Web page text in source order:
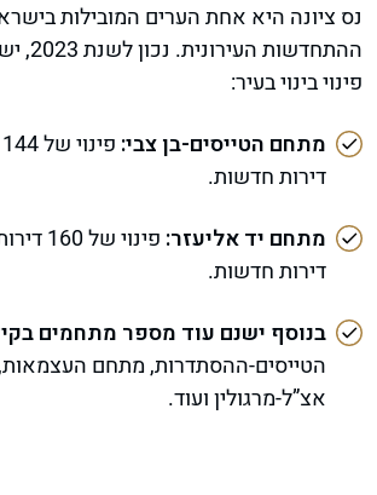
נס ציונה היא אחת הערים המובילות
פינוי בינוי בעיר:
מתחם הטייסים-בן צבי:
דירות חדשות.
מתחם יד אליעזר:
דירות חדשות.
בנוסף ישנם עוד מספר מתחמים
הטייסים-ההסתדרות, מתחם
אצ”ל-מרגולין ועוד.